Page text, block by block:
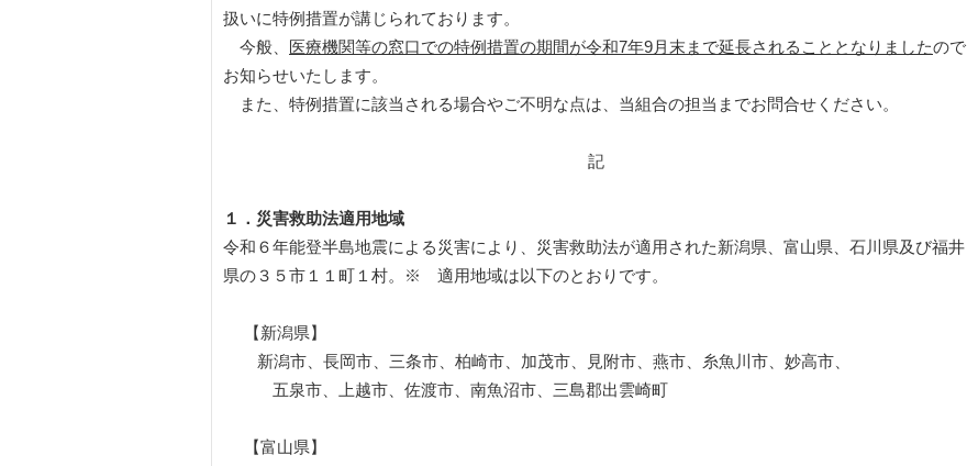
扱いに特例措置が講じられております。
今般、
医療機関等の窓口での特例措置の期間が令和7年9月末まで延長されることとなりましたので
お知らせいたします。
また、特例措置に該当される場合やご不明な点は、当組合の担当までお問合せください。
記
１．災害救助法適用地域
令和６年能登半島地震による災害により、災害救助法が適用された新潟県、富山県、石川県及び福井
県の３５市１１町１村。※ 適用地域は以下のとおりです。
【新潟県】
新潟市、長岡市、三条市、柏崎市、加茂市、見附市、燕市、糸魚川市、妙高市、
五泉市、上越市、佐渡市、南魚沼市、三島郡出雲崎町
【富山県】